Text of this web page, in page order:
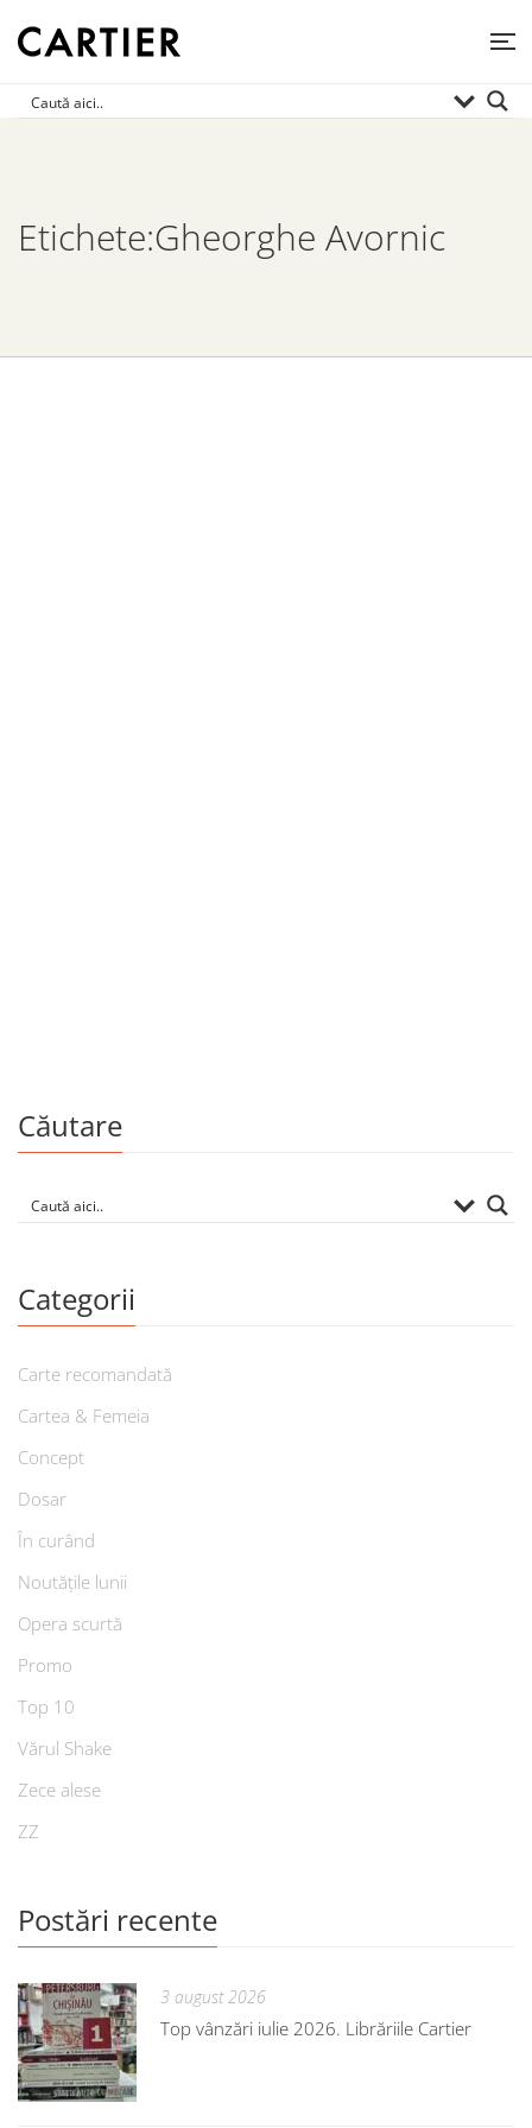
Etichete:Gheorghe Avornic
Căutare
Categorii
Carte recomandată
Cartea & Femeia
Concept
Dosar
În curând
Noutățile lunii
Opera scurtă
Promo
Top 10
Vărul Shake
Zece alese
ZZ
Postări recente
3 august 2026
Top vânzări iulie 2026. Librăriile Cartier